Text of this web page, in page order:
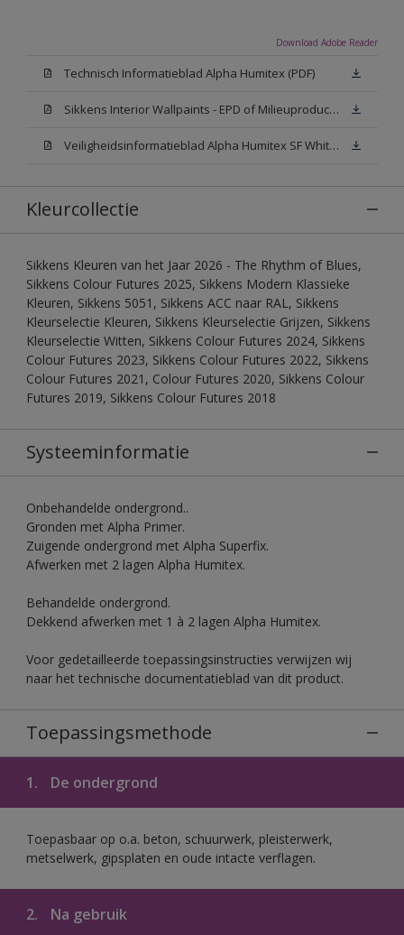
Download Adobe Reader
Technisch Informatieblad Alpha Humitex (PDF)
Sikkens Interior Wallpaints - EPD of Milieuproductverklaring
Veiligheidsinformatieblad Alpha Humitex SF White W05 (MSDS)
Kleurcollectie
Sikkens Kleuren van het Jaar 2026 - The Rhythm of Blues,
Sikkens Colour Futures 2025, Sikkens Modern Klassieke
Kleuren, Sikkens 5051, Sikkens ACC naar RAL, Sikkens
Kleurselectie Kleuren, Sikkens Kleurselectie Grijzen, Sikkens
Kleurselectie Witten, Sikkens Colour Futures 2024, Sikkens
Colour Futures 2023, Sikkens Colour Futures 2022, Sikkens
Colour Futures 2021, Colour Futures 2020, Sikkens Colour
Futures 2019, Sikkens Colour Futures 2018
Systeeminformatie
Onbehandelde ondergrond..
Gronden met Alpha Primer.
Zuigende ondergrond met Alpha Superfix.
Afwerken met 2 lagen Alpha Humitex.
Behandelde ondergrond.
Dekkend afwerken met 1 à 2 lagen Alpha Humitex.
Voor gedetailleerde toepassingsinstructies verwijzen wij
naar het technische documentatieblad van dit product.
Toepassingsmethode
1. De ondergrond
Toepasbaar op o.a. beton, schuurwerk, pleisterwerk,
metselwerk, gipsplaten en oude intacte verflagen.
2. Na gebruik